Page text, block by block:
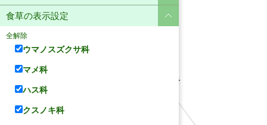
ユリ科
食草の表示設定
全解除
ウマノスズクサ科
マメ科
ハス科
クスノキ科